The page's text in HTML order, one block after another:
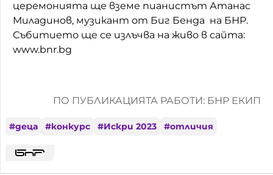
церемонията ще вземе пианистът Атанас
Миладинов, музикант от Биг Бенда на БНР.
Събитието ще се излъчва на живо в сайта:
www.bnr.bg
ПО ПУБЛИКАЦИЯТА РАБОТИ: БНР ЕКИП
#деца #конкурс #Искри 2023 #отличия